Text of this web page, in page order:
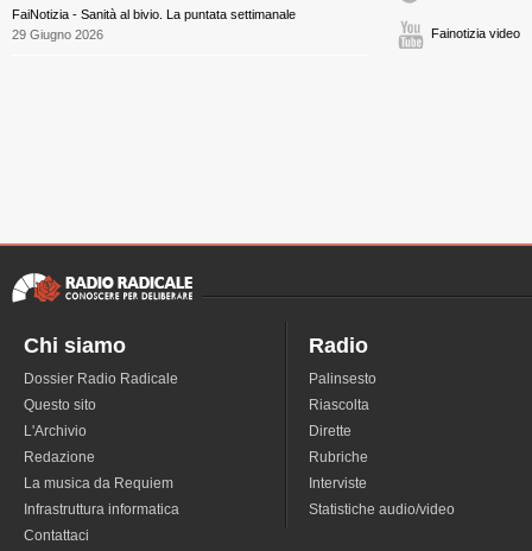
FaiNotizia - Sanità al bivio. La puntata settimanale
29 Giugno 2026
Fainotizia video
Chi siamo
Dossier Radio Radicale
Questo sito
L'Archivio
Redazione
La musica da Requiem
Infrastruttura informatica
Contattaci
Radio
Palinsesto
Riascolta
Dirette
Rubriche
Interviste
Statistiche audio/video